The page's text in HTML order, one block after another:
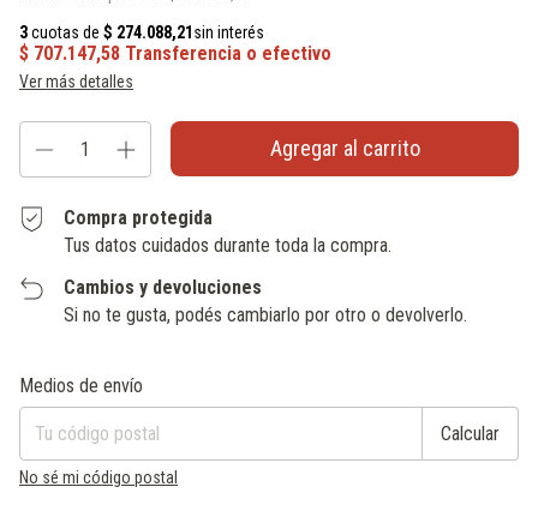
Ver más detalles
Compra protegida
Tus datos cuidados durante toda la compra.
Cambios y devoluciones
Si no te gusta, podés cambiarlo por otro o devolverlo.
Entregas para el CP:
Medios de envío
Calcular
No sé mi código postal